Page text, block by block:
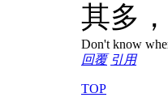
其多
Don't know
回覆 引用
TOP